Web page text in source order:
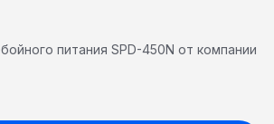
питания SPD-450N от компании